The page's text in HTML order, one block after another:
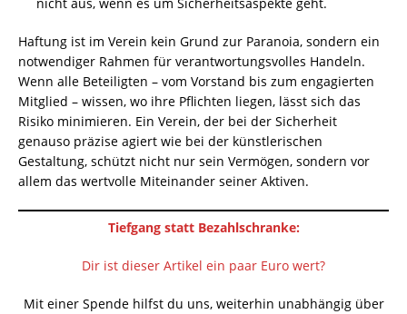
Haftung ist im Verein kein Grund zur Paranoia, sondern ein
notwendiger Rahmen für verantwortungsvolles Handeln.
Wenn alle Beteiligten – vom Vorstand bis zum engagierten
Mitglied – wissen, wo ihre Pflichten liegen, lässt sich das
Risiko minimieren. Ein Verein, der bei der Sicherheit
genauso präzise agiert wie bei der künstlerischen
Gestaltung, schützt nicht nur sein Vermögen, sondern vor
allem das wertvolle Miteinander seiner Aktiven.
Tiefgang statt Bezahlschranke:
Dir ist dieser Artikel ein paar Euro wert?
Mit einer Spende hilfst du uns, weiterhin unabhängig über